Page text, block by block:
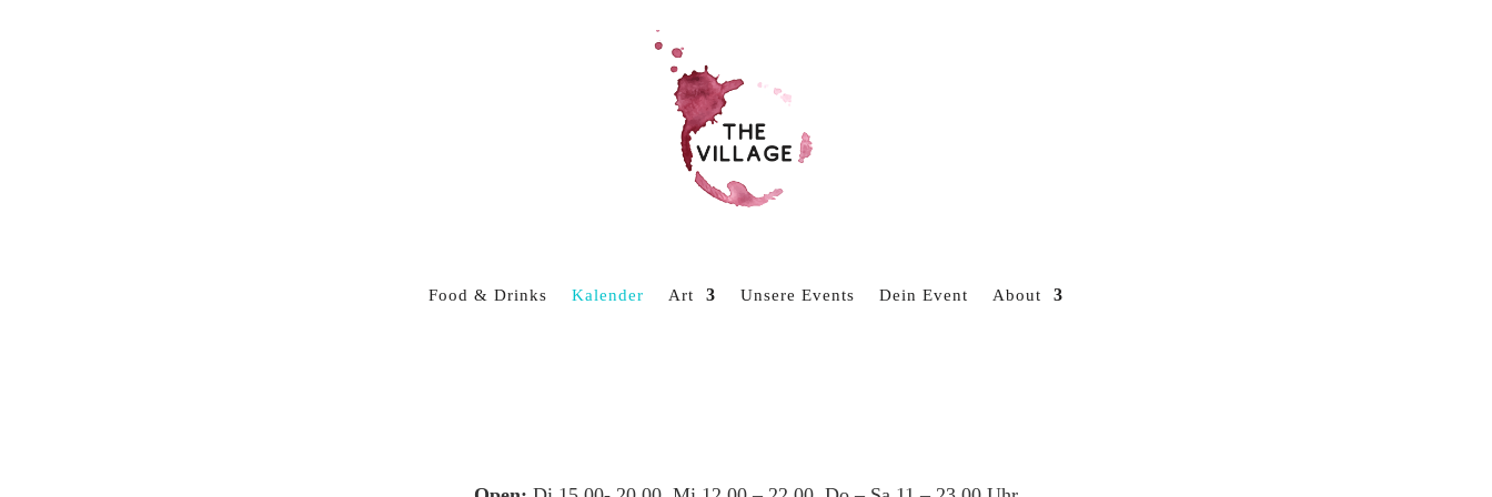
Food & Drinks Kalender Art Unsere Events Dein Event About